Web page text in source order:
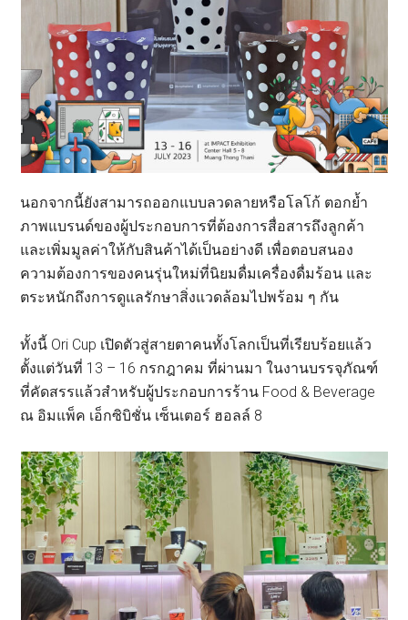
นอกจากนี้ยังสามารถออกแบบลวดลายหรือโลโก้ ตอกย้ำ
ภาพแบรนด์ของผู้ประกอบการที่ต้องการสื่อสารถึงลูกค้า
และเพิ่มมูลค่าให้กับสินค้าได้เป็นอย่างดี เพื่อตอบสนอง
ความต้องการของคนรุ่นใหม่ที่นิยมดื่มเครื่องดื่มร้อน และ
ตระหนักถึงการดูแลรักษาสิ่งแวดล้อมไปพร้อม ๆ กัน
ทั้งนี้ Ori Cup เปิดตัวสู่สายตาคนทั้งโลกเป็นที่เรียบร้อยแล้ว
ตั้งแต่วันที่ 13 – 16 กรกฎาคม ที่ผ่านมา ในงานบรรจุภัณฑ์
ที่คัดสรรแล้วสำหรับผู้ประกอบการร้าน Food & Beverage
ณ อิมแพ็ค เอ็กซิบิชั่น เซ็นเตอร์ ฮอลล์ 8